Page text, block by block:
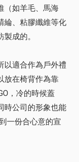
（如羊毛、馬海
綸、粘膠纖維等化
成的。
以適合作為戶外禮
放在椅背作為靠
，冷的時候蓋
時公司的形象也能
一份合心意的宣